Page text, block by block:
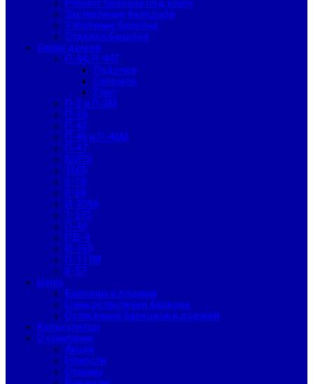
Ремонт балкона под ключ
Застекление балконов
Утепление балкона
Отделка балкона
Серии домов
П-44, П-44Т
Лодочка
Сапожок
Утюг
П-3 и П-3М
П-30
П-43
П-46 и П-46М
П-47
КОПЭ
1605
II-18
II-68
И-209А
1-515
П-49
ПД-4
И-155
П-111М
II-57
Цены
Балконы и лоджии
Цена остекления балкона
Остекления балконов и лоджий
Калькулятор
О компании
Акции
Новости
Отзывы